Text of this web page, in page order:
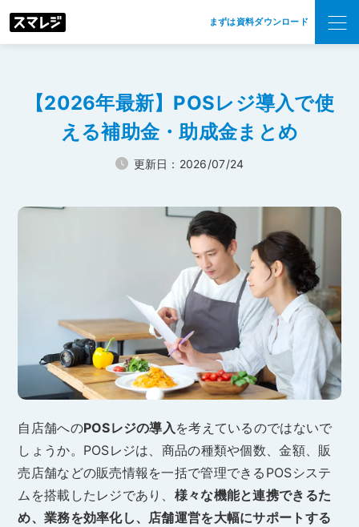
まずは資料ダウンロード
【2026年最新】POSレジ導入で使
える補助金・助成金まとめ
更新日：2026/07/24
自店舗へのPOSレジの導入を考えているのではないで
しょうか。POSレジは、商品の種類や個数、金額、販
売店舗などの販売情報を一括で管理できるPOSシステ
ムを搭載したレジであり、 様々な機能と連携できるた
め、業務を効率化し、店舗運営を大幅にサポートする